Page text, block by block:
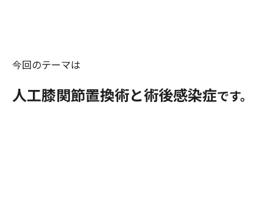
今回のテーマは
人工膝関節置換術と術後感染症です。